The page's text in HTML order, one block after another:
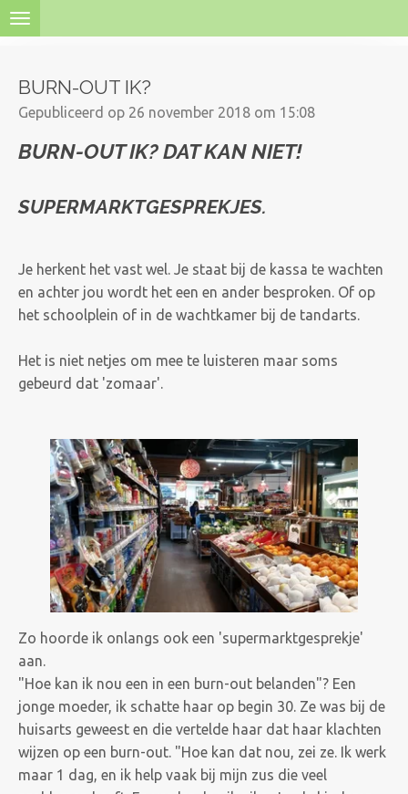
Ga
de
hoofdinhoud
BURN-OUT IK?
Gepubliceerd op 26 november 2018 om 15:08
BURN-OUT IK? DAT KAN NIET!
SUPERMARKTGESPREKJES.
Je herkent het vast wel. Je staat bij de kassa te wachten
en achter jou wordt het een en ander besproken. Of op
het schoolplein of in de wachtkamer bij de tandarts.
Het is niet netjes om mee te luisteren maar soms
gebeurd dat 'zomaar'.
Zo hoorde ik onlangs ook een 'supermarktgesprekje'
aan.
"Hoe kan ik nou een in een burn-out belanden"? Een
jonge moeder, ik schatte haar op begin 30. Ze was bij de
huisarts geweest en die vertelde haar dat haar klachten
wijzen op een burn-out. "Hoe kan dat nou, zei ze. Ik werk
maar 1 dag, en ik help vaak bij mijn zus die veel